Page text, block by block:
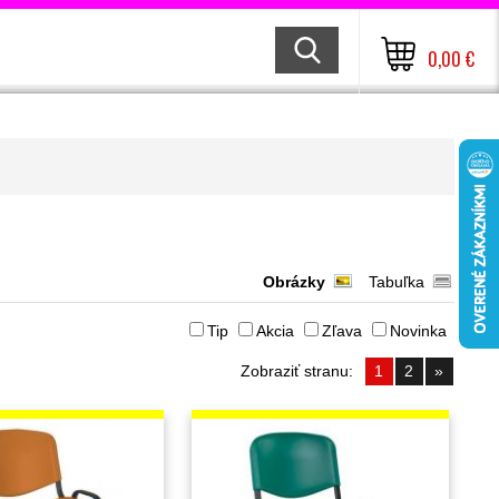
0,00 €
Obrázky Tabuľka
Tip Akcia Zľava Novinka
Zobraziť stranu: 1 2 »